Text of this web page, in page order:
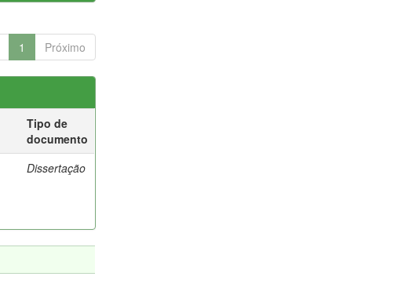
1 Próximo
Tipo de
documento
Dissertação